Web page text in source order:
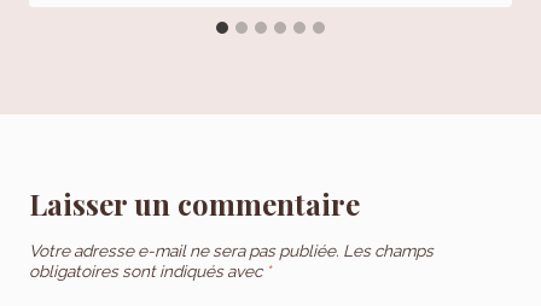
Laisser un commentaire
Votre adresse e-mail ne sera pas publiée. Les champs
obligatoires sont indiqués avec *